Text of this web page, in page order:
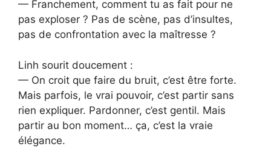
— Franchement, comment tu as fait pour ne
pas exploser ? Pas de scène, pas d’insultes,
pas de confrontation avec la maîtresse ?
Linh sourit doucement :
— On croit que faire du bruit, c’est être forte.
Mais parfois, le vrai pouvoir, c’est partir sans
rien expliquer. Pardonner, c’est gentil. Mais
partir au bon moment… ça, c’est la vraie
élégance.